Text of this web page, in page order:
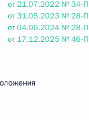
в статью 9.21
от 26.07.2026
от 21.07.2022 № 34-
от 31.05.2023 № 28-
от 04.06.2024 № 28-
от 17.12.2025 № 46-